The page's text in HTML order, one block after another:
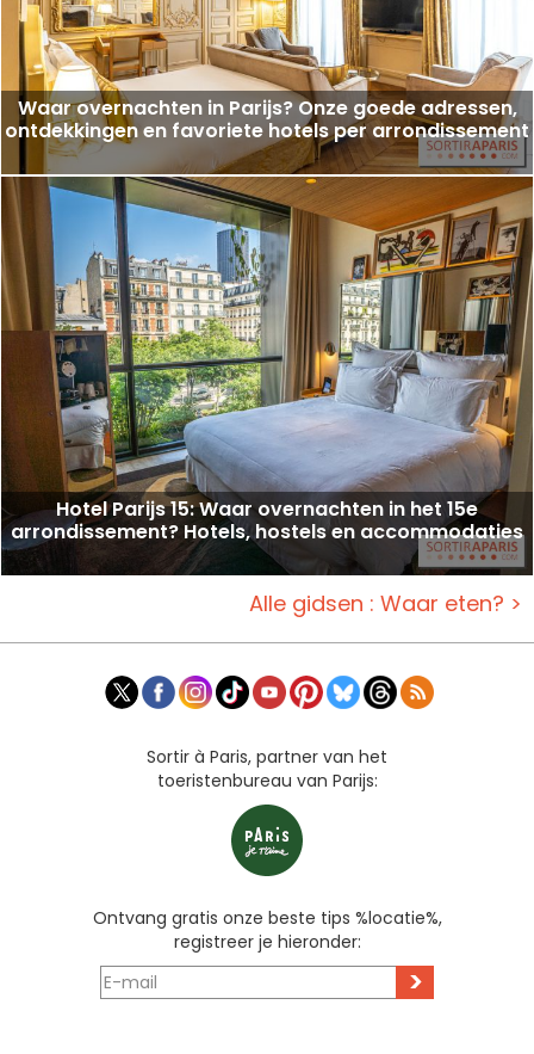
Waar overnachten in Parijs? Onze goede adressen,
ontdekkingen en favoriete hotels per arrondissement
Hotel Parijs 15: Waar overnachten in het 15e
arrondissement? Hotels, hostels en accommodaties
Alle gidsen : Waar eten? >
Sortir à Paris, partner van het
toeristenbureau van Parijs:
Ontvang gratis onze beste tips %locatie%,
registreer je hieronder:
>